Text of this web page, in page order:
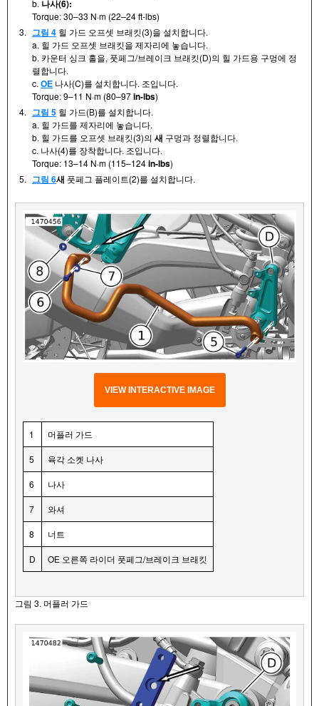
b. 나사(6):
Torque: 30–33 N·m (22–24 ft-lbs)
3. 그림 4 힐 가드 오프셋 브래킷(3)을 설치합니다.
a. 힐 가드 오프셋 브래킷을 제자리에 놓습니다.
b. 카운터 싱크 홀을, 풋페그/브레이크 브래킷(D)의 힐 가드용 구멍에 정
렬합니다.
c. OE 나사(C)를 설치합니다. 조입니다.
Torque: 9–11 N·m (80–97in-lbs)
4. 그림 5 힐 가드(B)를 설치합니다.
a. 힐 가드를 제자리에 놓습니다.
b. 힐 가드를 오프셋 브래킷(3)의 새 구멍과 정렬합니다.
c. 나사(4)를 장착합니다. 조입니다.
Torque: 13–14 N·m (115–124in-lbs)
5. 그림 6새 풋페그 플레이트(2)를 설치합니다.
VIEW INTERACTIVE IMAGE
1 머플러 가드
5 육각 소켓 나사
6 나사
7 와셔
8 너트
D OE 오른쪽 라이더 풋페그/브레이크 브래킷
그림 3. 머플러 가드